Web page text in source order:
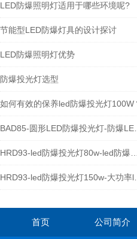
LED防爆照明灯适用于哪些环境呢?
节能型LED防爆灯具的设计探讨
LED防爆照明灯优势
防爆投光灯选型
如何有效的保养led防爆投光灯100W
首页 公司简介